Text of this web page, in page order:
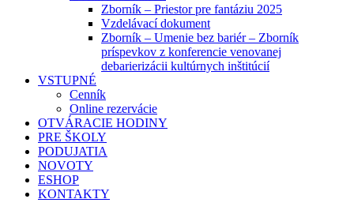
Zborník – Priestor pre fantáziu 2025
Vzdelávací dokument
Zborník – Umenie bez bariér – Zborník
príspevkov z konferencie venovanej
debarierizácii kultúrnych inštitúcií
VSTUPNÉ
Cenník
Online rezervácie
OTVÁRACIE HODINY
PRE ŠKOLY
PODUJATIA
NOVOTY
ESHOP
KONTAKTY